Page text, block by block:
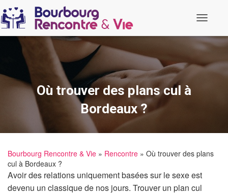
v
r
r
n
v
i
Où trouver des plans cul à
Bordeaux ?
Bourbourg Rencontre & Vie » Rencontre » Où trouver des plans
cul à Bordeaux ?
Avoir des relations uniquement basées sur le sexe est
devenu un classique de nos jours. Trouver un plan cul